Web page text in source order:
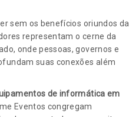
sem os benefícios oriundos da
representam o cerne da
onde pessoas, governos e
suas conexões além
de informática em
Eventos congregam